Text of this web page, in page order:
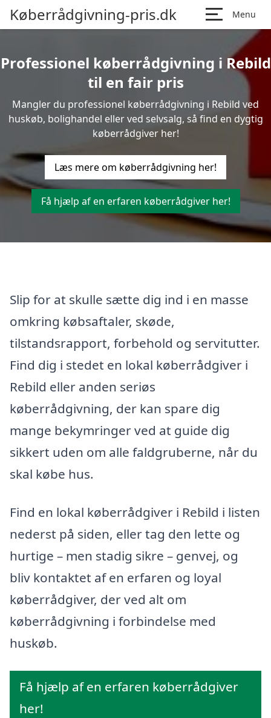
Køberrådgivning-pris.dk Menu
Professionel køberrådgivning i Rebild
til en fair pris
Mangler du professionel køberrådgivning i Rebild ved
huskøb, bolighandel eller ved selvsalg, så find en dygtig
køberrådgiver her!
Læs mere om køberrådgivning her!
Få hjælp af en erfaren køberrådgiver her!
Slip for at skulle sætte dig ind i en masse
omkring købsaftaler, skøde,
tilstandsrapport, forbehold og servitutter.
Find dig i stedet en lokal køberrådgiver i
Rebild eller anden seriøs
køberrådgivning, der kan spare dig
mange bekymringer ved at guide dig
sikkert uden om alle faldgruberne, når du
skal købe hus.
Find en lokal køberrådgiver i Rebild i listen
nederst på siden, eller tag den lette og
hurtige – men stadig sikre – genvej, og
bliv kontaktet af en erfaren og loyal
køberrådgiver, der ved alt om
køberrådgivning i forbindelse med
huskøb.
Få hjælp af en erfaren køberrådgiver
her!